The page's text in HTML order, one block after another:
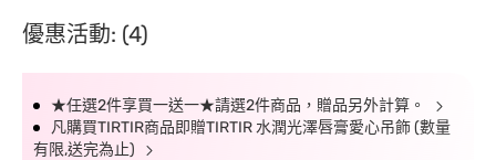
優惠活動: (4)
★任選2件享買一送一★請選2件商品，贈品另外計算。
凡購買TIRTIR商品即贈TIRTIR 水潤光澤唇膏愛心吊飾 (數量
有限,送完為止)